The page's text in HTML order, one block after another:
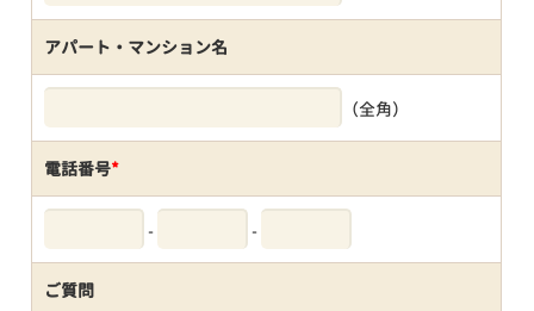
アパート・マンション名
（全角）
電話番号*
- -
ご質問